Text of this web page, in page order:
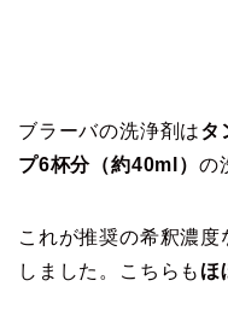
ブラーバの洗浄剤はタ
プ6杯分（約40ml） の
これが推奨の希釈濃
しました。こちらも ほ